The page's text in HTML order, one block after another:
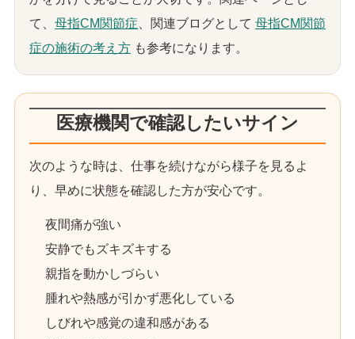
て、 母指CM関節症 、関連ブログとして 母指CM関節
症の施術の考え方 も参考になります。
医療機関で確認したいサイン
次のような時は、仕事を続けながら様子を見るよ
り、早めに状態を確認した方が安心です。
夜間痛が強い
安静でもズキズキする
親指を動かしづらい
腫れや熱感が引かず悪化している
しびれや感覚の違和感がある